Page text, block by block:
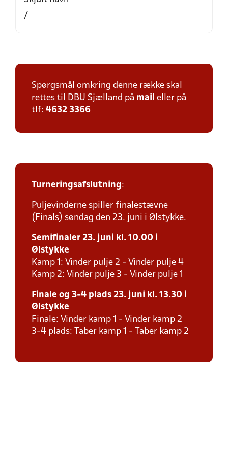
/
Spørgsmål omkring denne række skal
rettes til DBU Sjælland på mail eller på
tlf: 4632 3366
Turneringsafslutning:
Puljevinderne spiller finalestævne
(Finals) søndag den 23. juni i Ølstykke.
Semifinaler 23. juni kl. 10.00 i
Ølstykke
Kamp 1: Vinder pulje 2 - Vinder pulje 4
Kamp 2: Vinder pulje 3 - Vinder pulje 1
Finale og 3-4 plads 23. juni kl. 13.30 i
Ølstykke
Finale: Vinder kamp 1 - Vinder kamp 2
3-4 plads: Taber kamp 1 - Taber kamp 2